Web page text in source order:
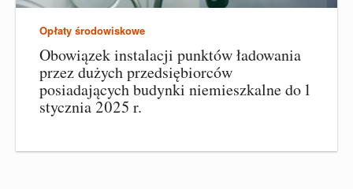
Opłaty środowiskowe
Obowiązek instalacji punktów ładowania
przez dużych przedsiębiorców
posiadających budynki niemieszkalne do 1
stycznia 2025 r.